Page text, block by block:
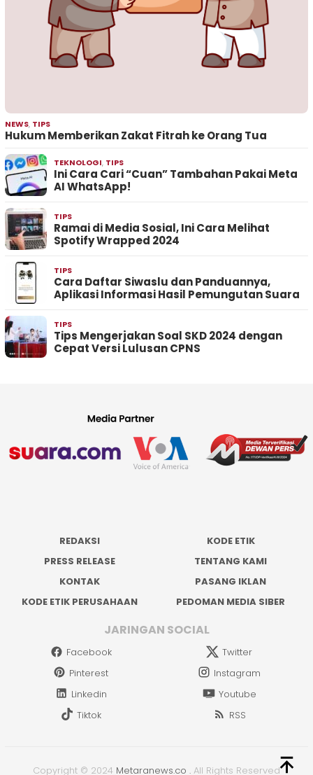
NEWS, TIPS
Hukum Memberikan Zakat Fitrah ke Orang Tua
TEKNOLOGI, TIPS
Ini Cara Cari “Cuan” Tambahan Pakai Meta
AI WhatsApp!
TIPS
Ramai di Media Sosial, Ini Cara Melihat
Spotify Wrapped 2024
TIPS
Cara Daftar Siwaslu dan Panduannya,
Aplikasi Informasi Hasil Pemungutan Suara
TIPS
Tips Mengerjakan Soal SKD 2024 dengan
Cepat Versi Lulusan CPNS
REDAKSI
KODE ETIK
PRESS RELEASE
TENTANG KAMI
KONTAK
PASANG IKLAN
KODE ETIK PERUSAHAAN
PEDOMAN MEDIA SIBER
JARINGAN SOCIAL
Facebook
Twitter
Pinterest
Instagram
Linkedin
Youtube
Tiktok
RSS
Copyright © 2024 Metaranews.co . All Rights Reserved